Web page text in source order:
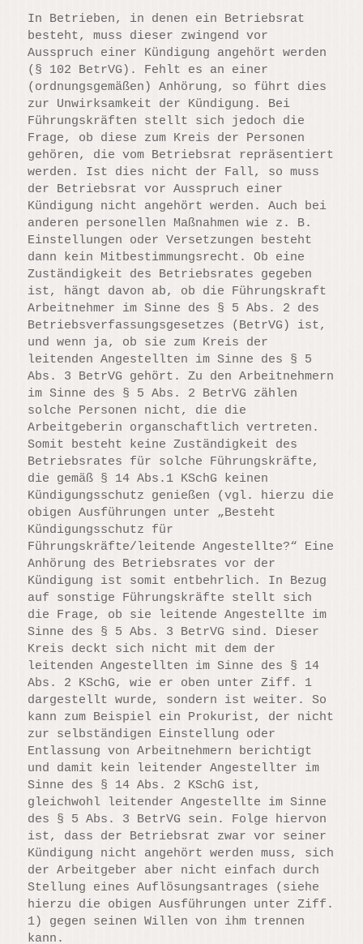
In Betrieben, in denen ein Betriebsrat
besteht, muss dieser zwingend vor
Ausspruch einer Kündigung angehört werden
(§ 102 BetrVG). Fehlt es an einer
(ordnungsgemäßen) Anhörung, so führt dies
zur Unwirksamkeit der Kündigung. Bei
Führungskräften stellt sich jedoch die
Frage, ob diese zum Kreis der Personen
gehören, die vom Betriebsrat repräsentiert
werden. Ist dies nicht der Fall, so muss
der Betriebsrat vor Ausspruch einer
Kündigung nicht angehört werden. Auch bei
anderen personellen Maßnahmen wie z. B.
Einstellungen oder Versetzungen besteht
dann kein Mitbestimmungsrecht. Ob eine
Zuständigkeit des Betriebsrates gegeben
ist, hängt davon ab, ob die Führungskraft
Arbeitnehmer im Sinne des § 5 Abs. 2 des
Betriebsverfassungsgesetzes (BetrVG) ist,
und wenn ja, ob sie zum Kreis der
leitenden Angestellten im Sinne des § 5
Abs. 3 BetrVG gehört. Zu den Arbeitnehmern
im Sinne des § 5 Abs. 2 BetrVG zählen
solche Personen nicht, die die
Arbeitgeberin organschaftlich vertreten.
Somit besteht keine Zuständigkeit des
Betriebsrates für solche Führungskräfte,
die gemäß § 14 Abs.1 KSchG keinen
Kündigungsschutz genießen (vgl. hierzu die
obigen Ausführungen unter „Besteht
Kündigungsschutz für
Führungskräfte/leitende Angestellte?“ Eine
Anhörung des Betriebsrates vor der
Kündigung ist somit entbehrlich. In Bezug
auf sonstige Führungskräfte stellt sich
die Frage, ob sie leitende Angestellte im
Sinne des § 5 Abs. 3 BetrVG sind. Dieser
Kreis deckt sich nicht mit dem der
leitenden Angestellten im Sinne des § 14
Abs. 2 KSchG, wie er oben unter Ziff. 1
dargestellt wurde, sondern ist weiter. So
kann zum Beispiel ein Prokurist, der nicht
zur selbständigen Einstellung oder
Entlassung von Arbeitnehmern berichtigt
und damit kein leitender Angestellter im
Sinne des § 14 Abs. 2 KSchG ist,
gleichwohl leitender Angestellte im Sinne
des § 5 Abs. 3 BetrVG sein. Folge hiervon
ist, dass der Betriebsrat zwar vor seiner
Kündigung nicht angehört werden muss, sich
der Arbeitgeber aber nicht einfach durch
Stellung eines Auflösungsantrages (siehe
hierzu die obigen Ausführungen unter Ziff.
1) gegen seinen Willen von ihm trennen
kann.